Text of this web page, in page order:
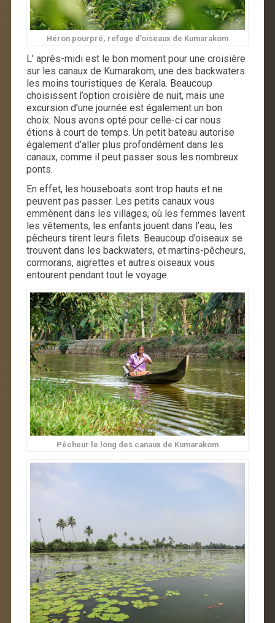
Héron pourpré, refuge d’oiseaux de Kumarakom
L’ après-midi est le bon moment pour une croisière
sur les canaux de Kumarakom, une des backwaters
les moins touristiques de Kerala. Beaucoup
choisissent l’option croisière de nuit, mais une
excursion d’une journée est également un bon
choix. Nous avons opté pour celle-ci car nous
étions à court de temps. Un petit bateau autorise
également d’aller plus profondément dans les
canaux, comme il peut passer sous les nombreux
ponts.
En effet, les houseboats sont trop hauts et ne
peuvent pas passer. Les petits canaux vous
emmènent dans les villages, où les femmes lavent
les vêtements, les enfants jouent dans l’eau, les
pêcheurs tirent leurs filets. Beaucoup d’oiseaux se
trouvent dans les backwaters, et martins-pêcheurs,
cormorans, aigrettes et autres oiseaux vous
entourent pendant tout le voyage.
Pêcheur le long des canaux de Kumarakom